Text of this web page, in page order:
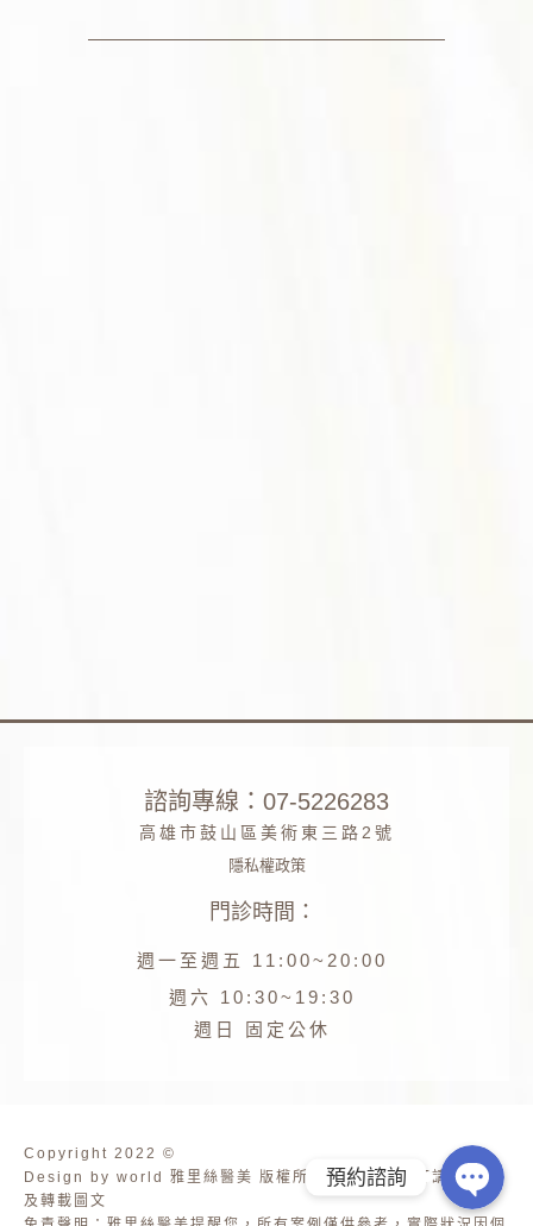
諮詢專線：07-5226283
高雄市鼓山區美術東三路2號
隱私權政策
門診時間：
週一至週五 11:00~20:00
週六 10:30~19:30
週日 固定公休
Copyright 2022 ©
Design by world 雅里絲醫美 版權所有 未經公司許可請勿擷取
及轉載圖文
預約諮詢